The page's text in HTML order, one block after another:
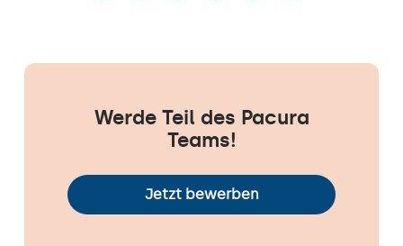
Werde Teil des Pacura
Teams!
Jetzt bewerben